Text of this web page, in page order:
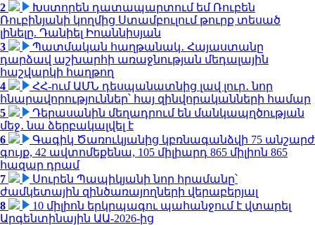
2
Խստորեն դատապարտում եմ Ռուբեն
Ռուբինյանի կողմից Ստամբուլում թուրք տեսած
լինելը. Դանիել Իոաննիսյան
3
Պատմական հաղթանակ․ Հայաստանը
դարձավ աշխարհի առաջնության մեդալային
հաշվարկի հաղթող
4
ՀՀ-ում ԱՄՆ դեսպանատնից լավ լուր․ նոր
հնարավորություններ՝ հայ զինվորականների համար
5
Դերասանին մեղադրում են մանկապղծության
մեջ․ նա ձերբակալվել է
6
Գագիկ Ծառուկյանից կբռնագանձվի 75 անշարժ
գույք, 42 ավտոմեքենա, 105 միլիարդ 865 միլիոն 865
հազար դրամ
7
Սուրեն Պապիկյանի նոր հրամանը՝
ժամկետային զինծառայողների վերաբերյալ
8
10 միլիոն երկրպագու պահանջում է վտարել
Արգենտինային ԱԱ-2026-ից